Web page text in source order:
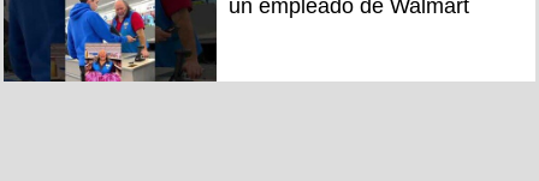
un empleado de Walmart